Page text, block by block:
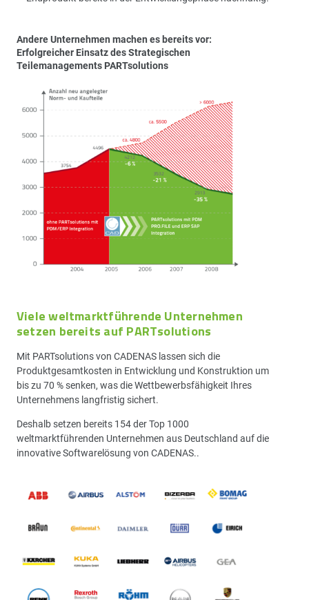
Andere Unternehmen machen es bereits vor:
Erfolgreicher Einsatz des Strategischen
Teilemanagements PARTsolutions
Viele weltmarktführende Unternehmen
setzen bereits auf PARTsolutions
Mit PARTsolutions von CADENAS lassen sich die
Produktgesamtkosten in Entwicklung und Konstruktion um
bis zu 70 % senken, was die Wettbewerbsfähigkeit Ihres
Unternehmens langfristig sichert.
Deshalb setzen bereits 154 der Top 1000
weltmarktführenden Unternehmen aus Deutschland auf die
innovative Softwarelösung von CADENAS..